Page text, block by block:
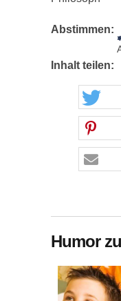
Abstimmen:
Inhalt teilen:
Humor